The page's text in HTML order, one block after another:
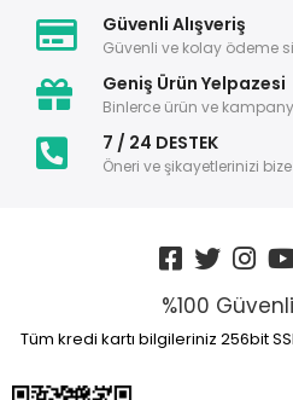
Güvenli Alışveriş
Güvenli ve kolay ödeme
Geniş Ürün Yelpazesi
Binlerce ürün ve
7 / 24 DESTEK
Öneri ve şikayetlerinizi
%100
Tüm kredi kartı bilgileriniz 256bit